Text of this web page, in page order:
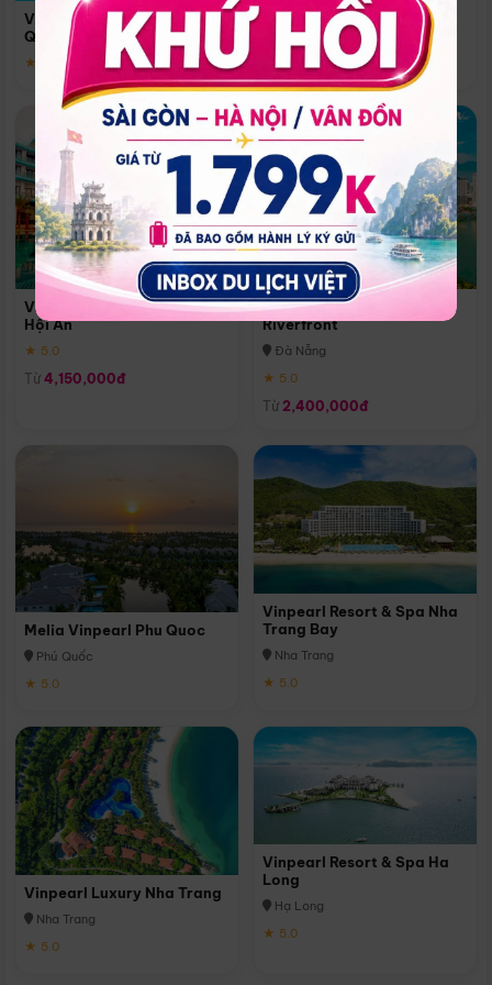
Vinpearl Resort & Spa Phu
Quoc
★ 5.0
Quoc
Phú Quốc
★ 5.0
Vinpearl Resort & Golf Nam
Hội An
★ 5.0
Từ 4,150,000đ
Melia Vinpearl Danang
Riverfront
Đà Nẵng
★ 5.0
Từ 2,400,000đ
Melia Vinpearl Phu Quoc
Phú Quốc
★ 5.0
Vinpearl Resort & Spa Nha
Trang Bay
Nha Trang
★ 5.0
Vinpearl Luxury Nha Trang
Nha Trang
★ 5.0
Vinpearl Resort & Spa Ha
Long
Hạ Long
★ 5.0